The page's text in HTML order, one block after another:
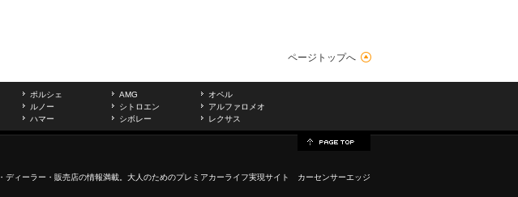
ページトップへ
ポルシェ AMG
オペル
ルノー シトロエン
アルファロメオ
ハマー シボレー レクサス
・ディーラー・販売店の情報満載。大人のためのプレミアカーライフ実現サイト カーセンサーエッジ